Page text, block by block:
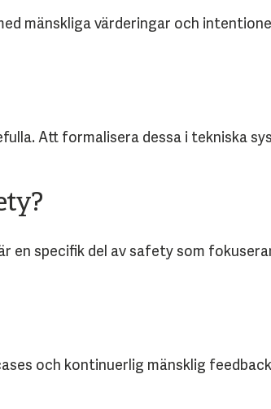
mänskliga värderingar och
Att formalisera dessa i tekniska
en specifik del av safety som
och kontinuerlig mänsklig